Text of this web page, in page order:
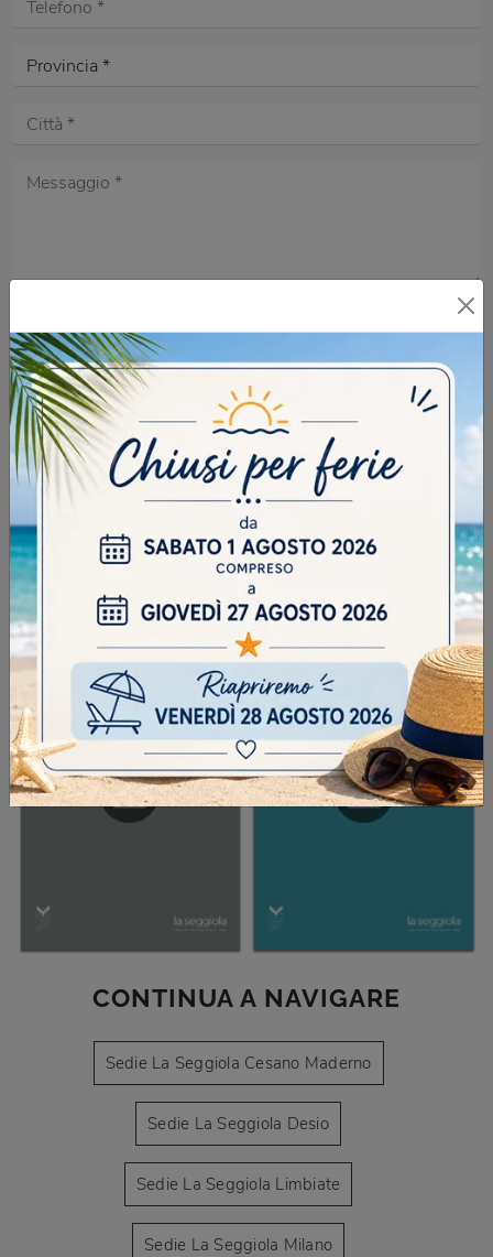
SFOGLIA I NOSTRI CATALOGHI
CONTINUA A NAVIGARE
Sedie La Seggiola Cesano Maderno
Sedie La Seggiola Desio
Sedie La Seggiola Limbiate
Sedie La Seggiola Milano
DOMANDA DI SICUREZZA
Scrivere la parola "Fragole" al singolare
INVIA